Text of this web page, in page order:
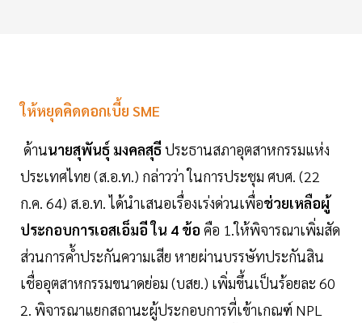
ให้หยุดคิดดอกเบี้ย SME
ด้านนายสุพันธุ์ มงคลสุธีประธานสภาอุตสาหกรรมแห่ง
ประเทศไทย (ส.อ.ท.) กล่าวว่า ในการประชุม ศบศ. (22
ก.ค. 64) ส.อ.ท. ได้นำเสนอเรื่องเร่งด่วนเพื่อช่วยเหลือผู้
ประกอบการเอสเอ็มอี ใน 4 ข้อ คือ 1.ให้พิจารณาเพิ่มสัด
ส่วนการคํ้าประกันความเสีย หายผ่านบรรษัทประกันสิน
เชื่ออุตสาหกรรมขนาดย่อม (บสย.) เพิ่มขึ้นเป็นร้อยละ 60
2. พิจารณาแยกสถานะผู้ประกอบการที่เข้าเกณฑ์ NPL